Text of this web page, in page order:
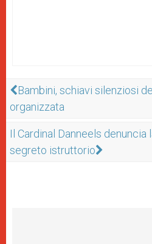
Bambini, schiavi silenziosi
organizzata
Il Cardinal Danneels denuncia
segreto istruttorio